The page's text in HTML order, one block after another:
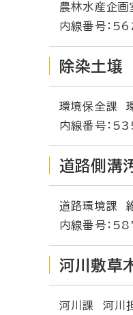
農林水産企
内線番号：
除染土壌
環境保全課
内線番号：
道路側溝
道路環境課
内線番号：
河川敷草
河川課 河川